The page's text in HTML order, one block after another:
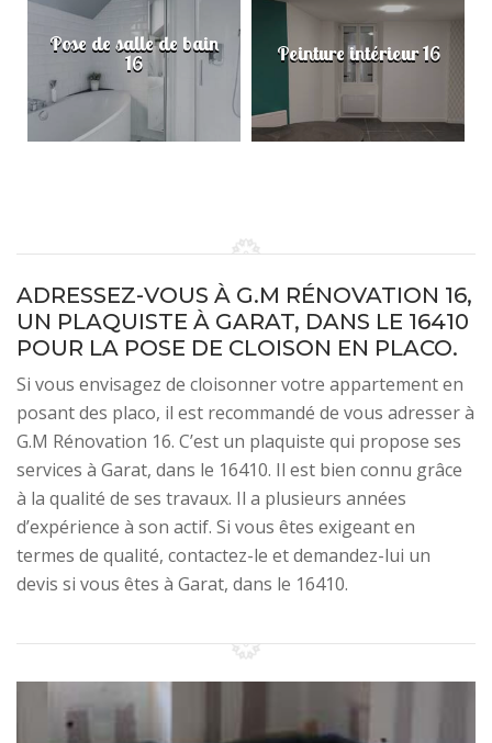
Pose de salle de bain
16 Peinture intérieur 16
ADRESSEZ-VOUS À G.M RÉNOVATION 16,
UN PLAQUISTE À GARAT, DANS LE 16410
POUR LA POSE DE CLOISON EN PLACO.
Si vous envisagez de cloisonner votre appartement en
posant des placo, il est recommandé de vous adresser à
G.M Rénovation 16. C’est un plaquiste qui propose ses
services à Garat, dans le 16410. Il est bien connu grâce
à la qualité de ses travaux. Il a plusieurs années
d’expérience à son actif. Si vous êtes exigeant en
termes de qualité, contactez-le et demandez-lui un
devis si vous êtes à Garat, dans le 16410.